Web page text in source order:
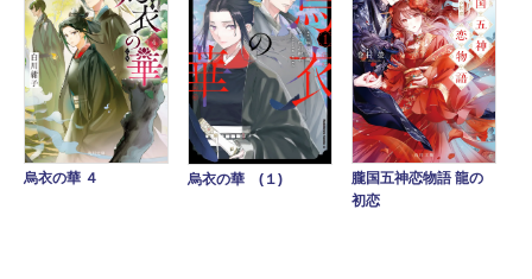
烏衣の華 ４ 烏衣の華 (１)
朧国五神恋物語 龍の
初恋